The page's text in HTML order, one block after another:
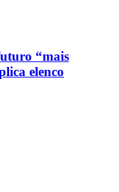
“mais
elenco